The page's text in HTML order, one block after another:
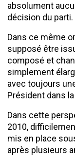
absolument
décision du parti.
Dans ce même
supposé être
composé et
simplement
avec toujours
Président dans
Dans cette
2010,
mis en place
après plusieurs